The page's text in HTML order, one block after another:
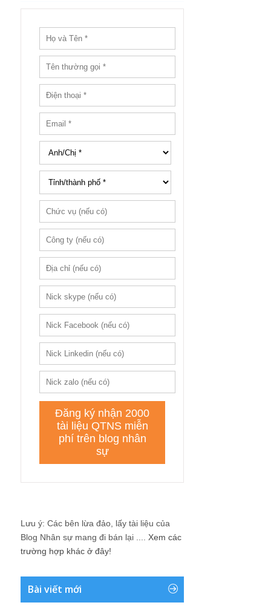
Lưu ý: Các bên lừa đảo, lấy tài liệu của
Blog Nhân sự mang đi bán lại .... Xem các
trường hợp khác ở đây!
Bài viết mới